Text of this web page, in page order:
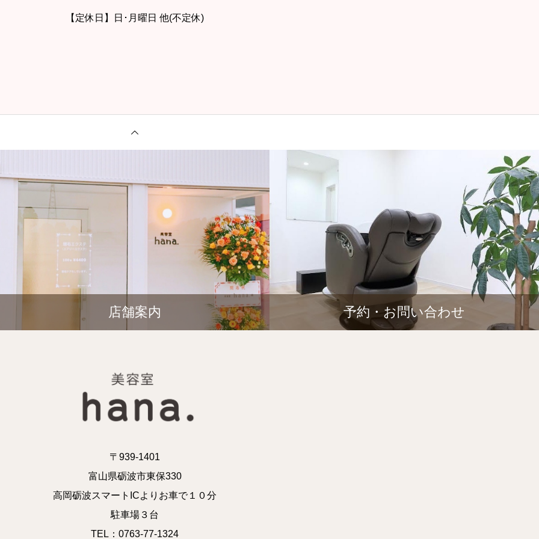
【定休日】日･月曜日 他(不定休)
店舗案内 予約・お問い合わせ
〒939-1401
富山県砺波市東保330
高岡砺波スマートICよりお車で１０分
駐車場３台
TEL：0763-77-1324